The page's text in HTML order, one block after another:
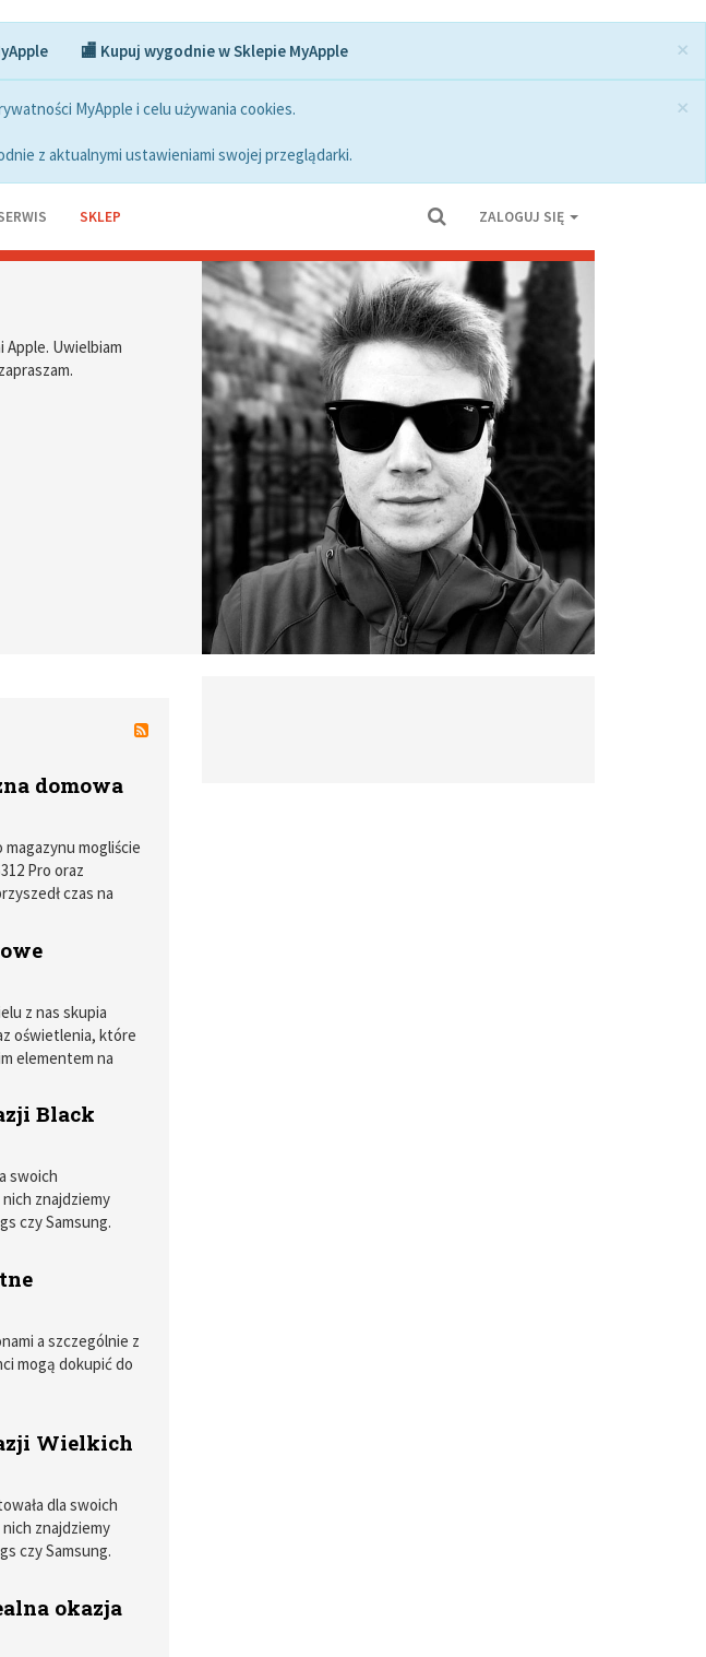
×
🏬 Kupuj wygodnie w Sklepie MyApple
×
MyApple i celu używania cookies.
z aktualnymi ustawieniami swojej przeglądarki.
SKLEP ZALOGUJ SIĘ
Uwielbiam
domowa
mogliście
Pro oraz
czas na
z nas skupia
oświetlenia, które
elementem na
Black
swoich
znajdziemy
czy Samsung.
a szczególnie z
mogą dokupić do
Wielkich
dla swoich
znajdziemy
czy Samsung.
okazja